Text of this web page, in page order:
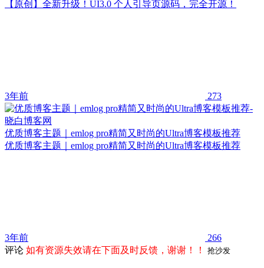
【原创】全新升级！UI3.0 个人引导页源码，完全开源！
3年前 273
优质博客主题｜emlog pro精简又时尚的Ultra博客模板推荐
优质博客主题｜emlog pro精简又时尚的Ultra博客模板推荐
3年前
266
评论 如有资源失效请在下面及时反馈，谢谢！！ 抢沙发